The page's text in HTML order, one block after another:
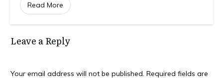
Read More
Leave a Reply
Your email address will not be published. Required fields are